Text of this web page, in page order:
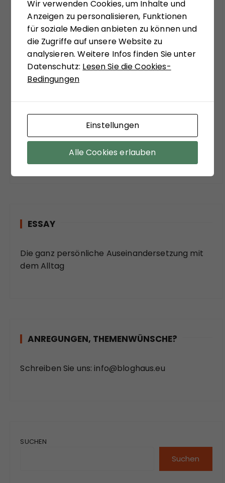
Sichtweisen anregen zu lassen. Matthias
Schulze-Böing schreibt in seinem Buch-Tipp
von einem "kühnem Entwurf eines
gesellschaftstheoretisch fundierten Konzepts
zu einem neuen Verständnis des politischen
Extremismus." Sein Fazit versöhnt mit viel
soziologischer Theorie der Moderne:
"Zuzustimmen ist aber auf jeden Fall bei dem
Befund, dass ein funktionierender Staat, sozialer
Ausgleich und stabile Institutionen die
wirksamsten Mittel sind, der Verführungskraft
des Extremismus entgegenzuwirken."
ESSAY
Die ganz persönliche Auseinandersetzung mit
dem Alltag
ANREGUNGEN, THEMENWÜNSCHE?
Schreiben Sie uns: info@bloghaus.eu
SUCHEN
Suchen
Wir verwenden Cookies, um Inhalte und
Anzeigen zu personalisieren, Funktionen
für soziale Medien anbieten zu können und
die Zugriffe auf unsere Website zu
analysieren. Weitere Infos finden Sie unter
Datenschutz: Lesen Sie die Cookies-
Bedingungen
Einstellungen
Alle Cookies erlauben